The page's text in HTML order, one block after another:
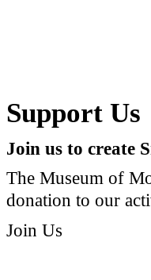
Support Us
Join us to create
The Museum of
donation to our
Join Us